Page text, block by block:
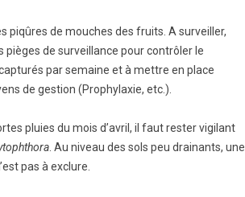
piqûres de mouches des fruits. A surveiller,
pièges de surveillance pour contrôler le
par semaine et à mettre en place
de gestion (Prophylaxie, etc.).
pluies du mois d’avril, il faut rester vigilant
. Au niveau des sols peu drainants, une
pas à exclure.